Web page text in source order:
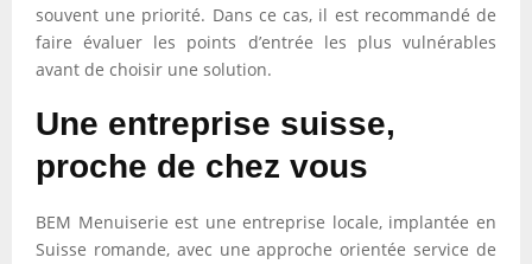
souvent une priorité. Dans ce cas, il est recommandé de
faire évaluer les points d’entrée les plus vulnérables
avant de choisir une solution.
Une entreprise suisse,
proche de chez vous
BEM Menuiserie est une entreprise locale, implantée en
Suisse romande, avec une approche orientée service de